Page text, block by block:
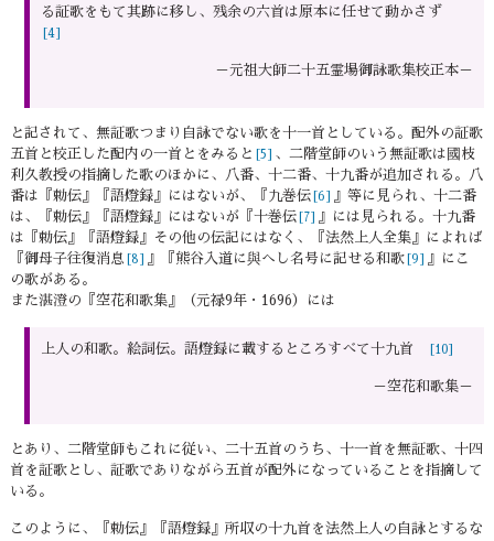
る証歌をもて其跡に移し、残余の六首は原本に任せて動かさず
[4]
－元祖大師二十五霊場御詠歌集校正本－
と記されて、無証歌つまり自詠でない歌を十一首としている。配外の証歌
五首と校正した配内の一首とをみると
[5]
、二階堂師のいう無証歌は國枝
利久教授の指摘した歌のほかに、八番、十二番、十九番が追加される。八
番は『勅伝』『語燈録』にはないが、『九巻伝 [6]
』等に見られ、十二番
は、『勅伝』『語燈録』にはないが『十巻伝
[7]
』には見られる。十九番
は『勅伝』『語燈録』その他の伝記にはなく、『法然上人全集』によれば
『御母子往復消息
[8] 』『熊谷入道に與へし名号に記せる和歌 [9]
』にこ
の歌がある。
また湛澄の『空花和歌集』（元禄9年・1696）には
上人の和歌。絵詞伝。語燈録に載するところすべて十九首 [10]
－空花和歌集－
とあり、二階堂師もこれに従い、二十五首のうち、十一首を無証歌、十四
首を証歌とし、証歌でありながら五首が配外になっていることを指摘して
いる。
このように、『勅伝』『語燈録』所収の十九首を法然上人の自詠とするな